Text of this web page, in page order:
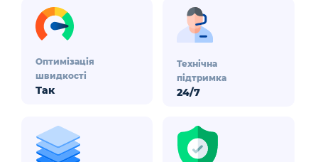
Оптимізація
швидкості
Так
Технічна
підтримка
24/7